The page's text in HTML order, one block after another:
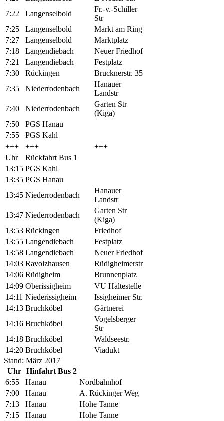
7:22
Langenselbold
Fr.-v.-Schiller
Str
7:25
Langenselbold
Markt am Ring
7:27
Langenselbold
Marktplatz
7:18
Langendiebach
Neuer Friedhof
7:21
Langendiebach
Festplatz
7:30
Rückingen
Brucknerstr. 35
7:35
Niederrodenbach
Hanauer
Landstr
7:40
Niederrodenbach
Garten Str
(Kiga)
7:50
PGS Hanau
7:55
PGS Kahl
+++
+++
+++
Uhr
Rückfahrt Bus 1
13:15 PGS Kahl
13:35 PGS Hanau
13:45 Niederrodenbach
Hanauer
Landstr
13:47 Niederrodenbach
Garten Str
(Kiga)
13:53 Rückingen
Friedhof
13:55 Langendiebach
Festplatz
13:58 Langendiebach
Neuer Friedhof
14:03 Ravolzhausen
Rüdigheimerstr
14:06 Rüdigheim
Brunnenplatz
14:09 Oberissigheim
VU Haltestelle
14:11 Niederissigheim
Issigheimer Str.
14:13 Bruchköbel
Gärtnerei
14:16 Bruchköbel
Vogelsberger
Str
14:18 Bruchköbel
Waldseestr.
14:20 Bruchköbel
Viadukt
Stand: März 2017
Uhr Hinfahrt Bus 2
6:55
Hanau
Nordbahnhof
7:00
Hanau
A. Rückinger Weg
7:13
Hanau
Hohe Tanne
7:15
Hanau
Hohe Tanne